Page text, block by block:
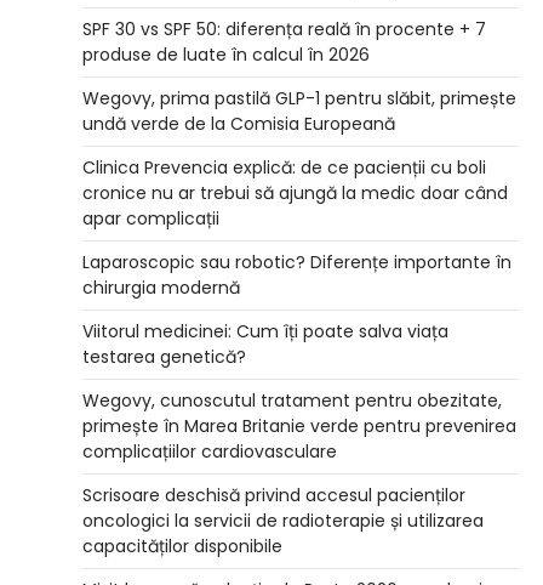
SPF 30 vs SPF 50: diferența reală în procente + 7
produse de luate în calcul în 2026
Wegovy, prima pastilă GLP-1 pentru slăbit, primește
undă verde de la Comisia Europeană
Clinica Prevencia explică: de ce pacienții cu boli
cronice nu ar trebui să ajungă la medic doar când
apar complicații
Laparoscopic sau robotic? Diferențe importante în
chirurgia modernă
Viitorul medicinei: Cum îți poate salva viața
testarea genetică?
Wegovy, cunoscutul tratament pentru obezitate,
primește în Marea Britanie verde pentru prevenirea
complicațiilor cardiovasculare
Scrisoare deschisă privind accesul pacienților
oncologici la servicii de radioterapie și utilizarea
capacităților disponibile